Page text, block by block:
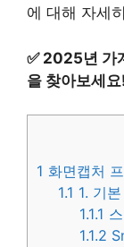
에 대해 자세
✅ 2025년 가
을 찾아보세요!
1 화면캡처
1.1 1. 기
1.1.1
1.1.2